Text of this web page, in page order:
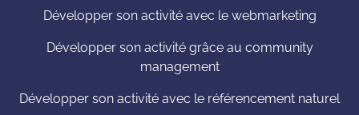
Développer son activité avec le webmarketing
Développer son activité grâce au community
management
Développer son activité avec le référencement naturel